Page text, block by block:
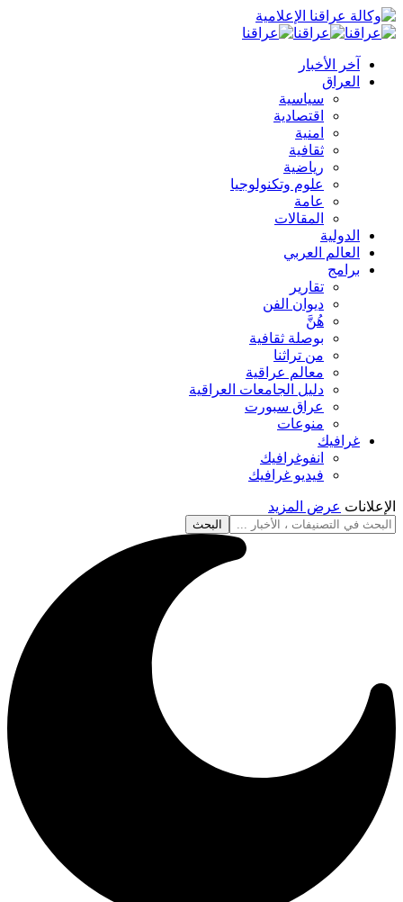
آخر الأخبار
العراق
سياسية
اقتصادية
امنية
ثقافية
رياضية
علوم وتكنولوجيا
عامة
المقالات
الدولية
العالم العربي
برامج
تقارير
ديوان الفن
هُنَّ
بوصلة ثقافية
من تراثنا
معالم عراقية
دليل الجامعات العراقية
عراق سبورت
منوعات
غرافيك
انفوغرافيك
فيديو غرافيك
الإعلانات عرض المزيد